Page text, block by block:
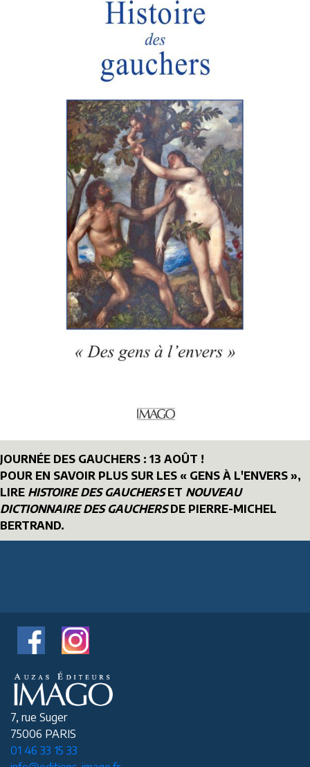
JOURNÉE DES GAUCHERS : 13 AOÛT !
POUR EN SAVOIR PLUS SUR LES « GENS À L'ENVERS »,
LIRE HISTOIRE DES GAUCHERSET NOUVEAU
DICTIONNAIRE DES GAUCHERSDE PIERRE-MICHEL
BERTRAND.
7, rue Suger
75006 PARIS
01 46 33 15 33